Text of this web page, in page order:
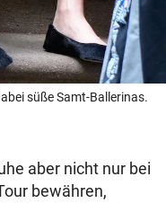
süße Samt-Ballerinas.
aber nicht nur bei
bewähren,